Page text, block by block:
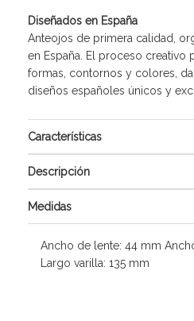
Diseñados en España
Anteojos de primera calidad,
en España. El proceso creativo
formas, contornos y colores,
diseños españoles únicos y
Características
Descripción
Medidas
Ancho de lente: 44 mm
Largo varilla: 135 mm